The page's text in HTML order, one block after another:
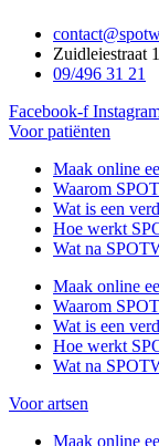
Zuidleiestraat
09/496 31 21
Facebook-f
Voor patiënten
Maak online
Waarom
Wat is een
Hoe werkt
Wat na
Maak online
Waarom
Wat is een
Hoe werkt
Wat na
Voor artsen
Maak online